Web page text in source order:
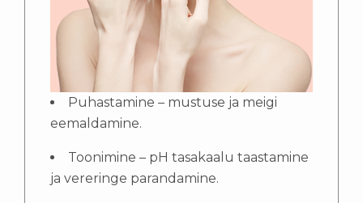
Puhastamine – mustuse ja meigi
eemaldamine.
Toonimine – pH tasakaalu taastamine
ja vereringe parandamine.